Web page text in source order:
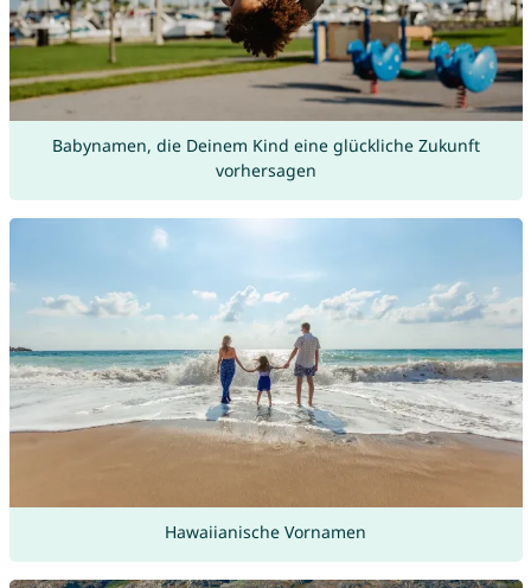
Babynamen, die Deinem Kind eine glückliche Zukunft
vorhersagen
Hawaiianische Vornamen